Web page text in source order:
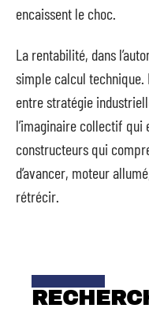
encaissent le choc.
La rentabilité, dans
simple calcul technique.
entre stratégie
l’imaginaire collectif qui
constructeurs qui
d’avancer, moteur
rétrécir.